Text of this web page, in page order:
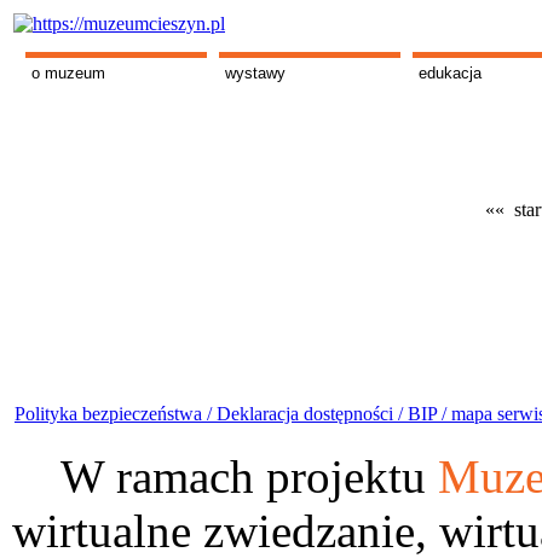
o muzeum wystawy edukacja
««
Polityka bezpieczeństwa /Deklaracja dostępności /BIP /mapa
W ramach projektu
wirtualne zwiedzanie,